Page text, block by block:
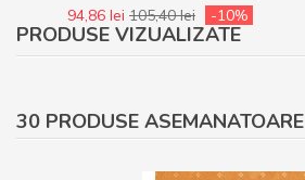
94,86 lei 105,40 lei -10%
PRODUSE VIZUALIZATE
30 PRODUSE ASEMANATOARE